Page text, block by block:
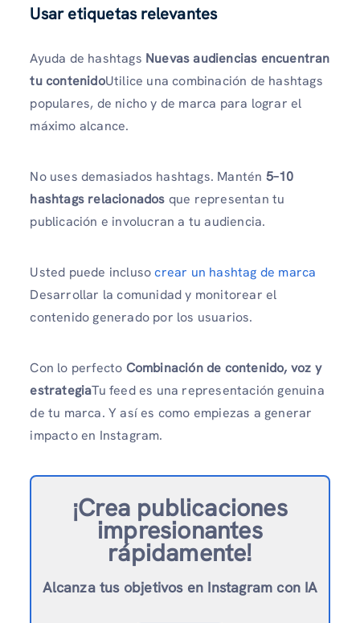
Usar etiquetas relevantes
Ayuda de hashtags Nuevas audiencias encuentran
tu contenidoUtilice una combinación de hashtags
populares, de nicho y de marca para lograr el
máximo alcance.
No uses demasiados hashtags. Mantén 5–10
hashtags relacionados que representan tu
publicación e involucran a tu audiencia.
Usted puede inclusocrear un hashtag de marca
Desarrollar la comunidad y monitorear el
contenido generado por los usuarios.
Con lo perfecto Combinación de contenido, voz y
estrategiaTu feed es una representación genuina
de tu marca. Y así es como empiezas a generar
impacto en Instagram.
¡Crea publicaciones
impresionantes
rápidamente!
Alcanza tus objetivos en Instagram con IA